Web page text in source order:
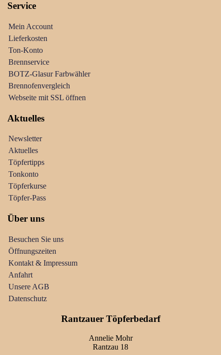
Service
Mein Account
Lieferkosten
Ton-Konto
Brennservice
BOTZ-Glasur Farbwähler
Brennofenvergleich
Webseite mit SSL öffnen
Aktuelles
Newsletter
Aktuelles
Töpfertipps
Tonkonto
Töpferkurse
Töpfer-Pass
Über uns
Besuchen Sie uns
Öffnungszeiten
Kontakt & Impressum
Anfahrt
Unsere AGB
Datenschutz
Rantzauer Töpferbedarf
Annelie Mohr
Rantzau 18